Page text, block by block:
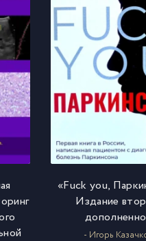
«Fuck you,
Издание
- Игорь